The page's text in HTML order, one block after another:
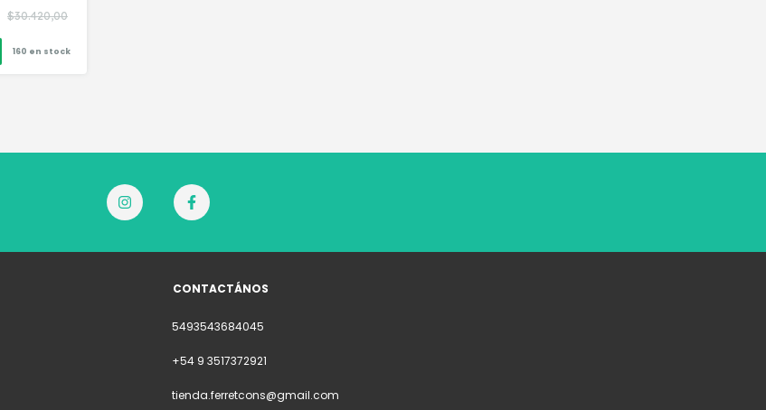
$30.420,00
160 en stock
CONTACTÁNOS
5493543684045
+54 9 3517372921
tienda.ferretcons@gmail.com